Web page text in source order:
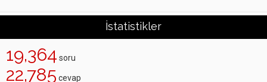
İstatistikler
19,364 soru
22,785 cevap